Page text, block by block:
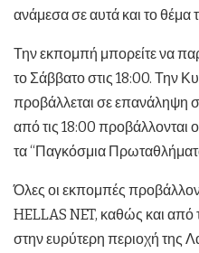
ανάμεσα σε αυτά και το
Την εκπομπή μπορείτε να
το Σάββατο στις 18:00. Την
προβάλλεται σε επανάληψη
από τις 18:00 προβάλλονται
τα “Παγκόσμια
Όλες οι εκπομπές
HELLAS NET, καθώς και από
στην ευρύτερη περιοχή της